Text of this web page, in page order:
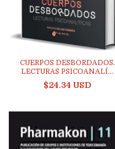
CUERPOS DESBORDADOS.
LECTURAS PSICOANALÍ...
$24.34 USD